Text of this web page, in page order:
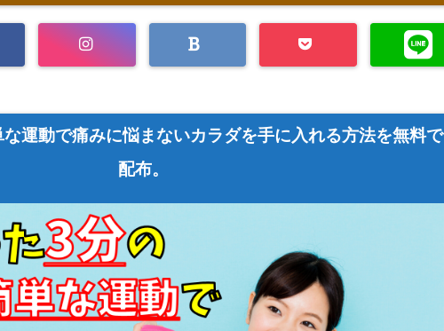
な運動で痛みに悩まないカラダを手に入れる方法を無料で
配布。